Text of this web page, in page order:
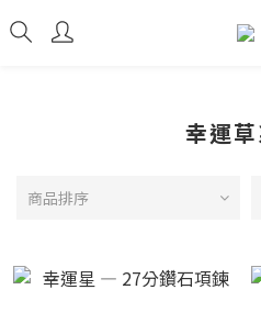
幸運
商品排序